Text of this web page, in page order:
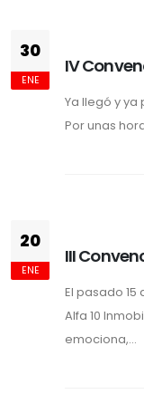
30
ENE
IV
Ya llegó y ya
Por unas
20
ENE
III
El pasado
Alfa 10
emociona,...